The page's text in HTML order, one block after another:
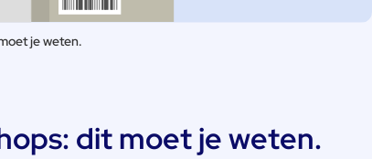
je weten.
dit moet je weten.